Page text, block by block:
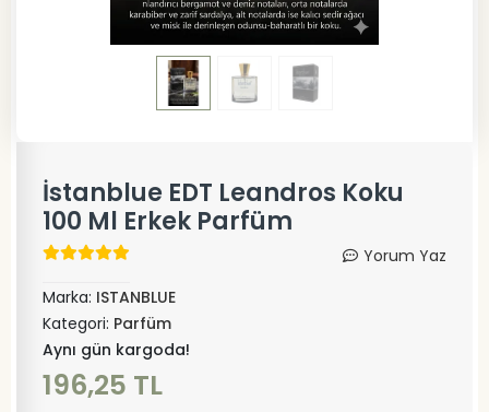
İstanblue EDT Leandros Koku
100 Ml Erkek Parfüm
Yorum Yaz
Marka: ISTANBLUE
Kategori: Parfüm
Aynı gün kargoda!
196,25 TL